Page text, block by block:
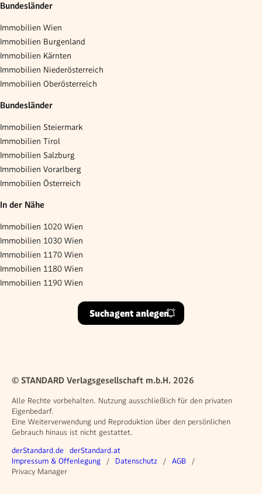
Bundesländer
Immobilien Wien
Immobilien Burgenland
Immobilien Kärnten
Immobilien Niederösterreich
Immobilien Oberösterreich
Bundesländer
Immobilien Steiermark
Immobilien Tirol
Immobilien Salzburg
Immobilien Vorarlberg
Immobilien Österreich
In der Nähe
Immobilien 1020 Wien
Immobilien 1030 Wien
Immobilien 1170 Wien
Immobilien 1180 Wien
Immobilien 1190 Wien
Suchagent anlegen
© STANDARD Verlagsgesellschaft m.b.H. 2026
Alle Rechte vorbehalten. Nutzung ausschließlich für den privaten
Eigenbedarf.
Eine Weiterverwendung und Reproduktion über den persönlichen
Gebrauch hinaus ist nicht gestattet.
Weitere Angebote
derStandard.de derStandard.at
Rechtliches
Impressum & Offenlegung Datenschutz
AGB
Privacy Manager